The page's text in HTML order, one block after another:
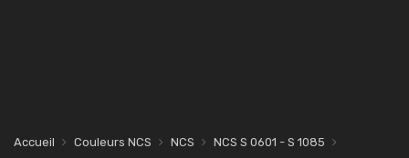
Accueil Couleurs NCS NCS
NCS S 0601 - S 1085